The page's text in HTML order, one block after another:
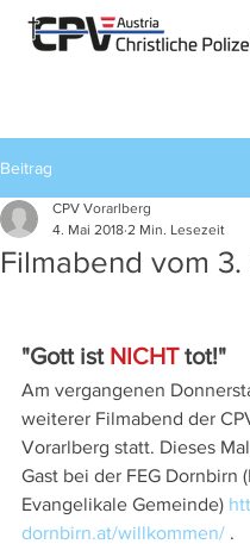
Beitrag
Filmabend vom 3.
CPV Vorarlberg
4. Mai 2018 2 Min. Lesezeit
"Gott ist NICHT tot!"
Am vergangenen
weiterer Filmabend der
Vorarlberg statt. Dieses
Gast bei der FEG Dornbirn
Evangelikale Gemeinde)
dornbirn.at/willkommen/ .